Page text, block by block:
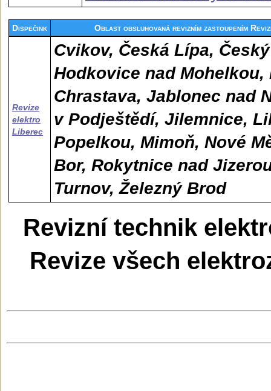
Dispečink Oblast obsluhovaná revizním zastoupením
Revize
elektro
Liberec
Cvikov, Česká Lípa,
Hodkovice nad Mohelkou,
Chrastava, Jablonec nad
v Podještědí, Jilemnice,
Popelkou, Mimoň, Nové
Bor, Rokytnice nad
Turnov, Železný Brod
Revizní technik
Revize všech